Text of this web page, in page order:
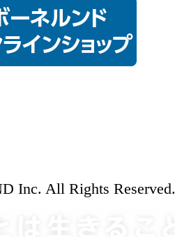
Inc. All Rights Reserved.